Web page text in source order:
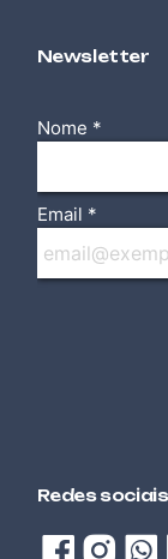
BAIXA
EXCEL
Newsletter
Redes sociais